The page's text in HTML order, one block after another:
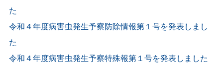
た
令和４年度病害虫発生予察防除情報第１号を発表しまし
た
令和４年度病害虫発生予察特殊報第１号を発表しました